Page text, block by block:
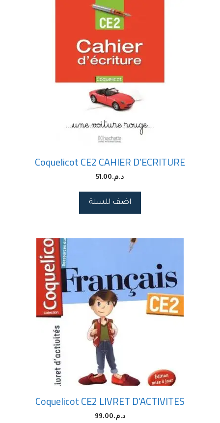
Coquelicot CE2 CAHIER D’ECRITURE
د.م.51.00
اضف للسلة
Coquelicot CE2 LIVRET D’ACTIVITES
د.م.99.00